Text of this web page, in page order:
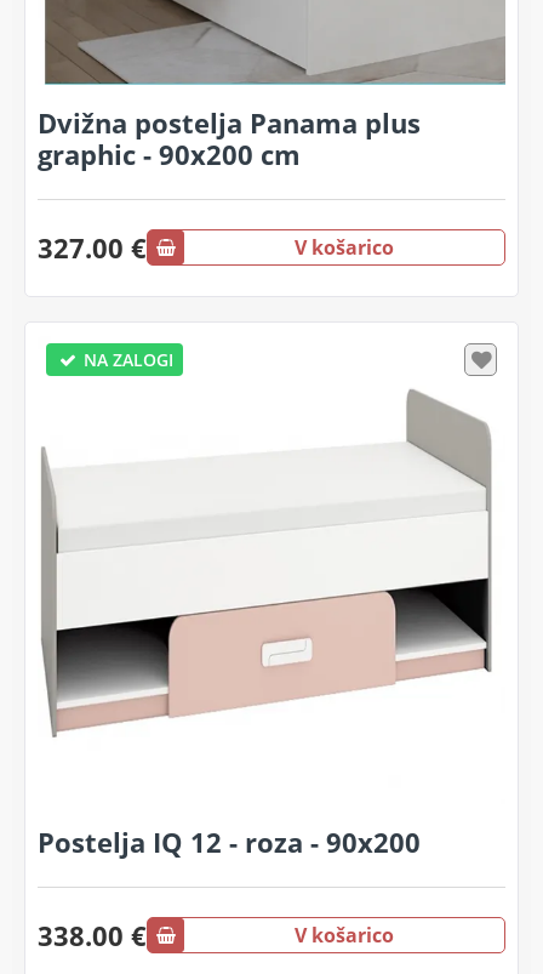
Dvižna postelja Panama plus
graphic - 90x200 cm
327.00 € V košarico
NA ZALOGI
Postelja IQ 12 - roza - 90x200
338.00 € V košarico